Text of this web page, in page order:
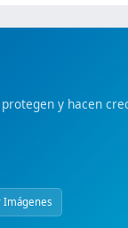
y hacen
Imágenes